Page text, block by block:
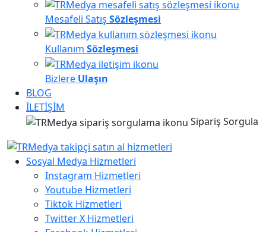
Mesafeli Satış Sözleşmesi
Kullanım Sözleşmesi
Bizlere Ulaşın
BLOG
İLETİŞİM
Sipariş Sorgula
Sosyal Medya Hizmetleri
Instagram Hizmetleri
Youtube Hizmetleri
Tiktok Hizmetleri
Twitter X Hizmetleri